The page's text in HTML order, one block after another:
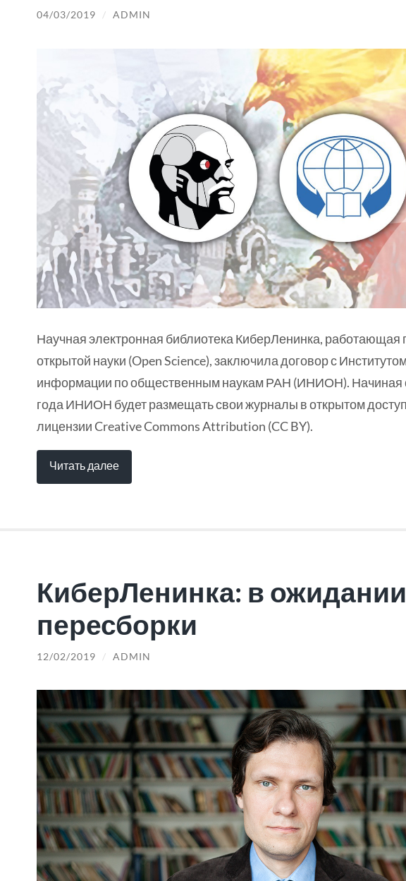
04/03/2019 / ADMIN
Научная электронная библиотека КиберЛенинка, работающая
открытой науки (Open Science), заключила договор с
информации по общественным наукам РАН (ИНИОН). Начиная
года ИНИОН будет размещать свои журналы в открытом
лицензии Creative Commons Attribution (CC BY).
Читать далее
КиберЛенинка: в ожидании
пересборки
12/02/2019 / ADMIN